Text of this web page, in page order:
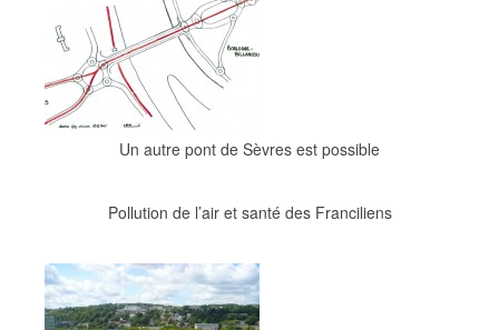
Un autre pont de Sèvres est possible
Pollution de l’air et santé des Franciliens